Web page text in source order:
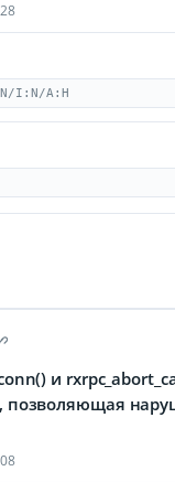
I:N/A:H
и
позволяющая